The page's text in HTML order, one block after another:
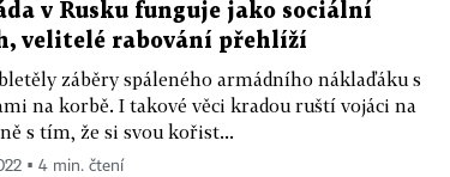
v Rusku funguje jako sociální
velitelé rabování přehlíží
záběry spáleného armádního náklaďáku s
na korbě. I takové věci kradou ruští vojáci na
s tím, že si svou kořist...
▪ 4 min. čtení